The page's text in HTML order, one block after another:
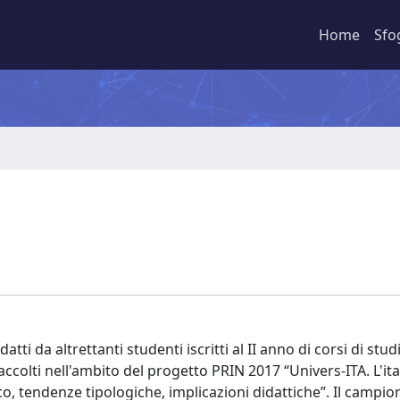
Home
da altrettanti studenti iscritti al II anno di corsi di
nell'ambito del progetto PRIN 2017 “Univers-ITA.
tendenze tipologiche, implicazioni didattiche”. Il